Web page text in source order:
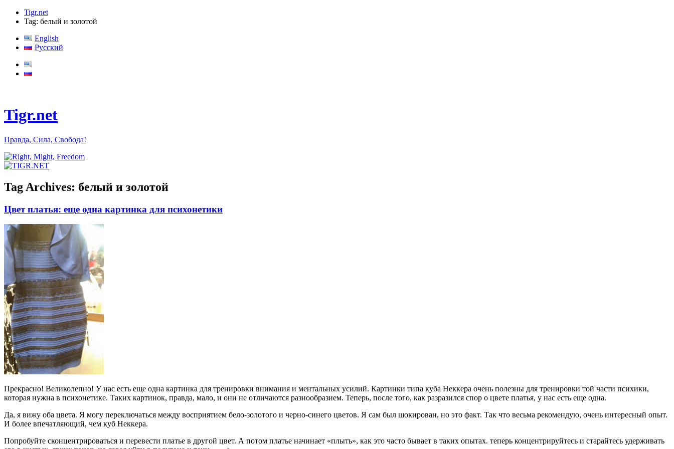
Tigr.net
Tag: белый и золотой
English
Русский
Tigr.net
Правда, Сила, Свобода!
Tag Archives: белый и золотой
Цвет платья: еще одна картинка для психонетики
Прекрасно! Великолепно! У нас есть еще одна картинка для тренировки внимания и ментальных усилий. Картинки типа куба Неккера очень полезны для тренировки той части психики,
которая нужна в психонетике. Таких картинок, правда, мало, и они не отличаются разнообразием. Теперь, после того, как разразился спор о цвете платья, у нас есть еще одна.
Да, я вижу оба цвета. Я могу переключаться между восприятием бело-золотого и черно-синего цветов. Я сам был шокирован, но это факт. Так что весьма рекомендую, очень интересный опыт.
И более впечатляющий, чем куб Неккера.
Попробуйте сконцентрироваться и перевести платье в другой цвет. А потом платье начинает «плыть», как это часто бывает в таких опытах. теперь концентрируйтесь и старайтесь удерживать